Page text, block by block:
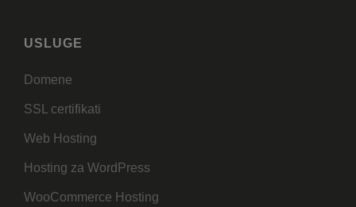
USLUGE
Domene
SSL certifikati
Web Hosting
Hosting za WordPress
WooCommerce Hosting